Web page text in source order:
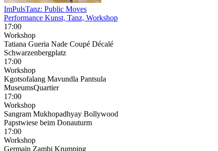
ImPulsTanz: Public Moves
Performance Kunst, Tanz, Workshop
17:00
Workshop
Tatiana Gueria Nade Coupé Décalé
Schwarzenbergplatz
17:00
Workshop
Kgotsofalang Mavundla Pantsula
MuseumsQuartier
17:00
Workshop
Sangram Mukhopadhyay Bollywood
Papstwiese beim Donauturm
17:00
Workshop
Germain Zambi Krumping